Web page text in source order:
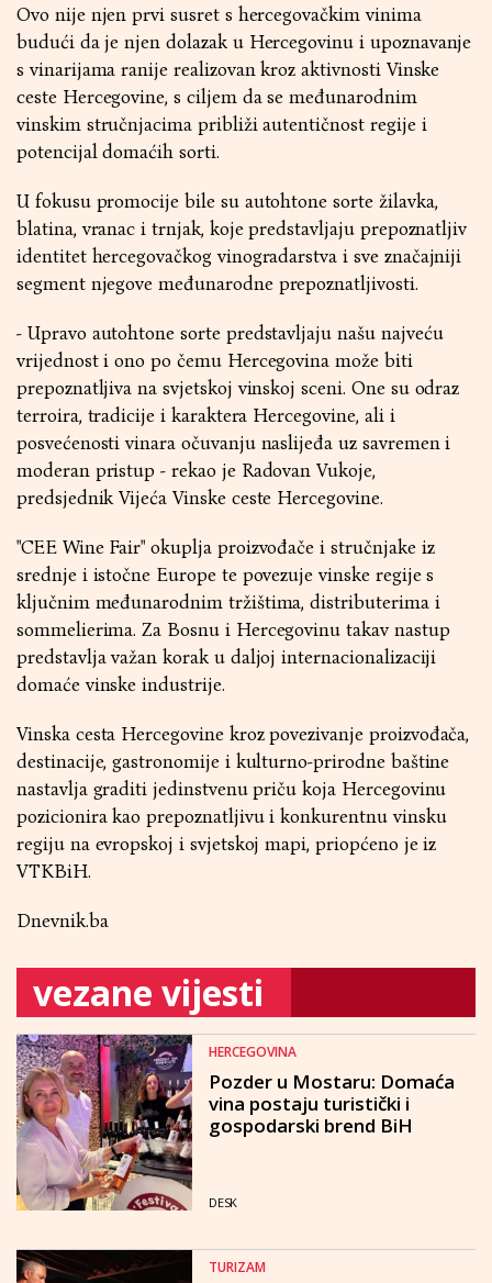
Ovo nije njen prvi susret s hercegovačkim vinima
budući da je njen dolazak u Hercegovinu i upoznavanje
s vinarijama ranije realizovan kroz aktivnosti Vinske
ceste Hercegovine, s ciljem da se međunarodnim
vinskim stručnjacima približi autentičnost regije i
potencijal domaćih sorti.
U fokusu promocije bile su autohtone sorte žilavka,
blatina, vranac i trnjak, koje predstavljaju prepoznatljiv
identitet hercegovačkog vinogradarstva i sve značajniji
segment njegove međunarodne prepoznatljivosti.
- Upravo autohtone sorte predstavljaju našu najveću
vrijednost i ono po čemu Hercegovina može biti
prepoznatljiva na svjetskoj vinskoj sceni. One su odraz
terroira, tradicije i karaktera Hercegovine, ali i
posvećenosti vinara očuvanju naslijeđa uz savremen i
moderan pristup - rekao je Radovan Vukoje,
predsjednik Vijeća Vinske ceste Hercegovine.
"CEE Wine Fair" okuplja proizvođače i stručnjake iz
srednje i istočne Europe te povezuje vinske regije s
ključnim međunarodnim tržištima, distributerima i
sommelierima. Za Bosnu i Hercegovinu takav nastup
predstavlja važan korak u daljoj internacionalizaciji
domaće vinske industrije.
Vinska cesta Hercegovine kroz povezivanje proizvođača,
destinacije, gastronomije i kulturno-prirodne baštine
nastavlja graditi jedinstvenu priču koja Hercegovinu
pozicionira kao prepoznatljivu i konkurentnu vinsku
regiju na evropskoj i svjetskoj mapi, priopćeno je iz
VTKBiH.
Dnevnik.ba
vezane vijesti
HERCEGOVINA
Pozder u Mostaru: Domaća
vina postaju turistički i
gospodarski brend BiH
DESK
TURIZAM